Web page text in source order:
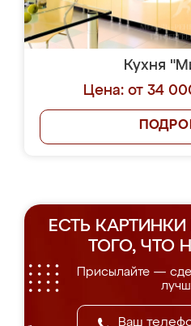
Кухня
Цена: от 34
ЕСТЬ
ТОГО, ЧТО
Присылайте —